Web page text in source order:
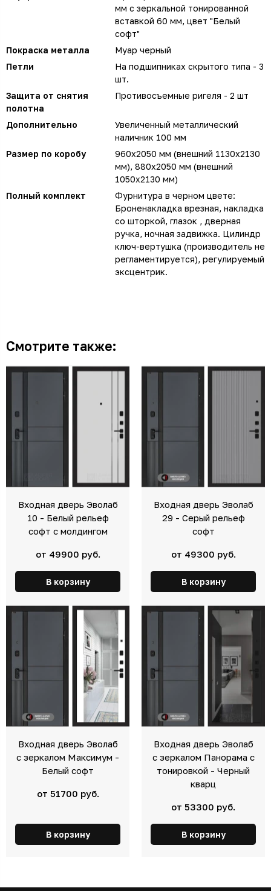
мм с зеркальной тонированной
вставкой 60 мм, цвет "Белый
софт"
Покраска металла
Муар черный
Петли
На подшипниках скрытого типа - 3
шт.
Защита от снятия
полотна
Противосъемные ригеля - 2 шт
Дополнительно
Увеличенный металлический
наличник 100 мм
Размер по коробу
960х2050 мм (внешний 1130х2130
мм), 880х2050 мм (внешний
1050х2130 мм)
Полный комплект
Фурнитура в черном цвете:
Броненакладка врезная, накладка
со шторкой, глазок , дверная
ручка, ночная задвижка. Цилиндр
ключ-вертушка (производитель не
регламентируется), регулируемый
эксцентрик.
Смотрите также:
Входная дверь Эволаб
10 - Белый рельеф
софт с молдингом
от 49900 руб.
В корзину
Входная дверь Эволаб
29 - Серый рельеф
софт
от 49300 руб.
В корзину
Входная дверь Эволаб
с зеркалом Максимум -
Белый софт
от 51700 руб.
В корзину
Входная дверь Эволаб
с зеркалом Панорама с
тонировкой - Черный
кварц
от 53300 руб.
В корзину